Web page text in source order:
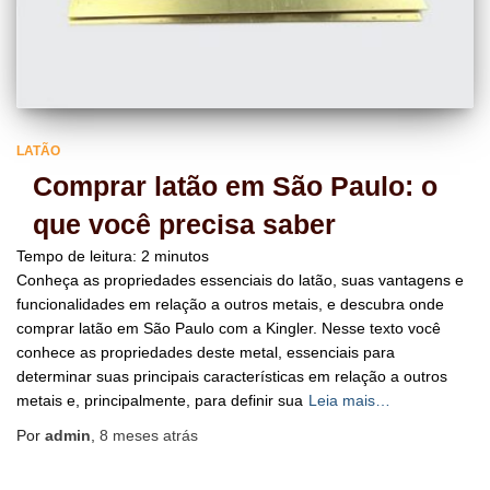
LATÃO
Comprar latão em São Paulo: o
que você precisa saber
Tempo de leitura: 2 minutos
Conheça as propriedades essenciais do latão, suas vantagens e
funcionalidades em relação a outros metais, e descubra onde
comprar latão em São Paulo com a Kingler. Nesse texto você
conhece as propriedades deste metal, essenciais para
determinar suas principais características em relação a outros
metais e, principalmente, para definir sua Leia mais…
Por admin 8 meses atrás